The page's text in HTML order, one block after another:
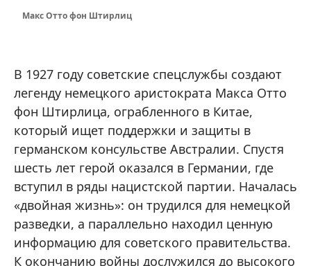
Макс Отто фон Штирлиц
В 1927 году советские спецслужбы создают
легенду немецкого аристократа Макса Отто
фон Штирлица, ограбленного в Китае,
который ищет поддержки и защиты в
германском консульстве Австралии. Спустя
шесть лет герой оказался в Германии, где
вступил в ряды нацистской партии. Началась
«двойная жизнь»: он трудился для немецкой
разведки, а параллельно находил ценную
информацию для советского правительства.
К окончанию войны дослужился до высокого